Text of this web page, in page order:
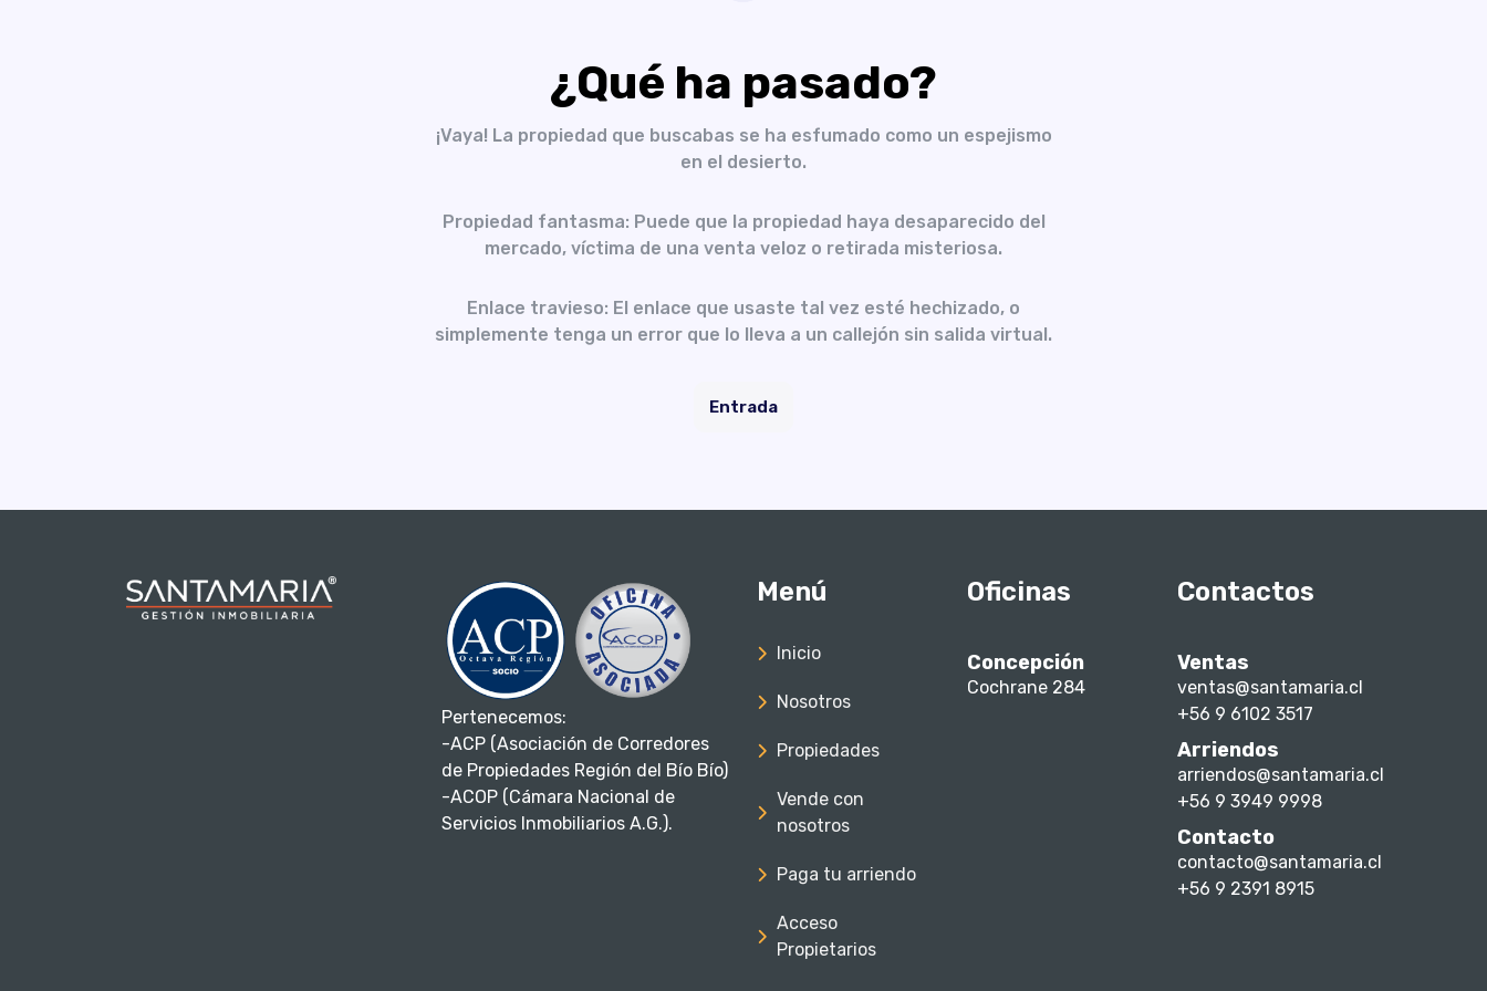
¿Qué ha pasado?
¡Vaya! La propiedad que buscabas se ha esfumado como un espejismo
en el desierto.
Propiedad fantasma: Puede que la propiedad haya desaparecido del
mercado, víctima de una venta veloz o retirada misteriosa.
Enlace travieso: El enlace que usaste tal vez esté hechizado, o
simplemente tenga un error que lo lleva a un callejón sin salida virtual.
Entrada
Pertenecemos:
-ACP (Asociación de Corredores
de Propiedades Región del Bío Bío)
-ACOP (Cámara Nacional de
Servicios Inmobiliarios A.G.).
Menú
Inicio
Nosotros
Propiedades
Vende con
nosotros
Paga tu arriendo
Acceso
Propietarios
Oficinas
Concepción
Cochrane 284
Contactos
Ventas
ventas@santamaria.cl
+56 9 6102 3517
Arriendos
arriendos@santamaria.cl
+56 9 3949 9998
Contacto
contacto@santamaria.cl
+56 9 2391 8915